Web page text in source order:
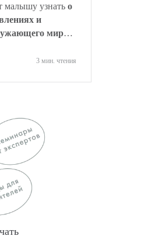
малышу узнать о
и
мира и
3 мин. чтения